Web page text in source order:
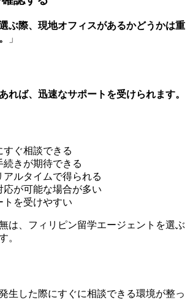
ぶ際、現地オフィスがあるかどうかは重
」
れば、迅速なサポートを受けられます。
すぐ相談できる
続きが期待できる
アルタイムで得られる
応が可能な場合が多い
トを受けやすい
は、フィリピン留学エージェントを選ぶ
。
生した際にすぐに相談できる環境が整っ